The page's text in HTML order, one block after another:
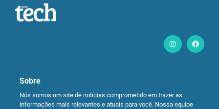
Sobre
Nós somos um site de notícias comprometido em trazer as
informações mais relevantes e atuais para você. Nossa equipe